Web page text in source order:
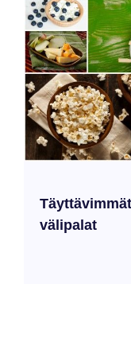
välipalat